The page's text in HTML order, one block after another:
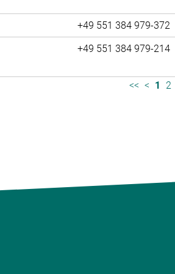
+49 551 384 979-372
+49 551 384 979-214
<< < 1 2